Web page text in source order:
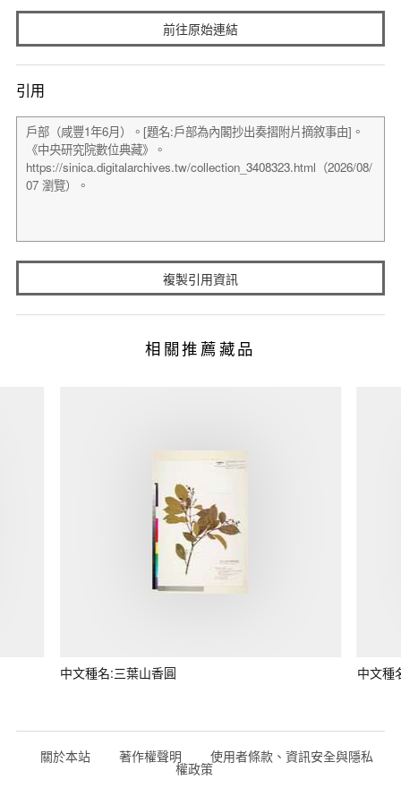
前往原始連結
引用
複製引用資訊
相關推薦藏品
中文種名:三葉山香圓 中文種
關於本站 著作權聲明 使用者條款、資訊安全與隱私
權政策